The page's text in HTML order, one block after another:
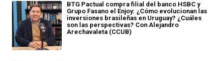
BTG Pactual compra filial del banco HSBC y
Grupo Fasano el Enjoy: ¿Cómo evolucionan las
inversiones brasileñas en Uruguay? ¿Cuáles
son las perspectivas? Con Alejandro
Arechavaleta (CCUB)